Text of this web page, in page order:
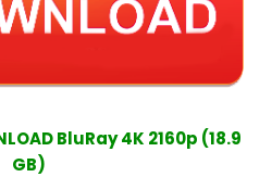
BluRay 4K 2160p (18.9
GB)